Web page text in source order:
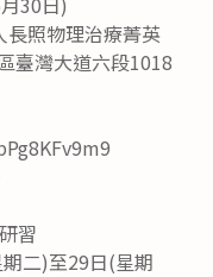
長照物理治療菁英
臺灣大道六段1018
習
二)至29日(星期